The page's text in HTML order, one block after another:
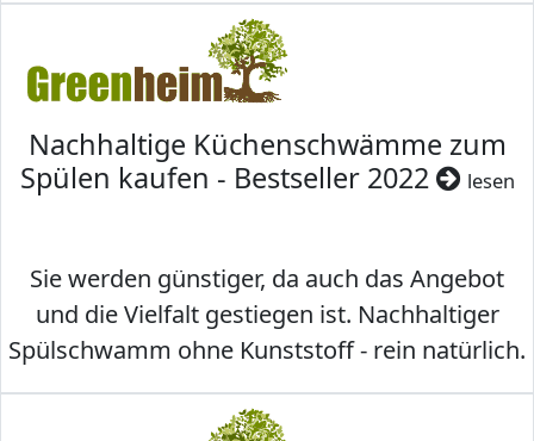
Nachhaltige Küchenschwämme zum
Spülen kaufen - Bestseller 2022
lesen
Sie werden günstiger, da auch das Angebot
und die Vielfalt gestiegen ist. Nachhaltiger
Spülschwamm ohne Kunststoff - rein natürlich.